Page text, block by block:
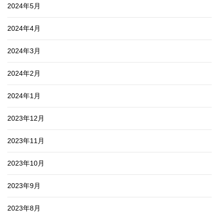
2024年5月
2024年4月
2024年3月
2024年2月
2024年1月
2023年12月
2023年11月
2023年10月
2023年9月
2023年8月